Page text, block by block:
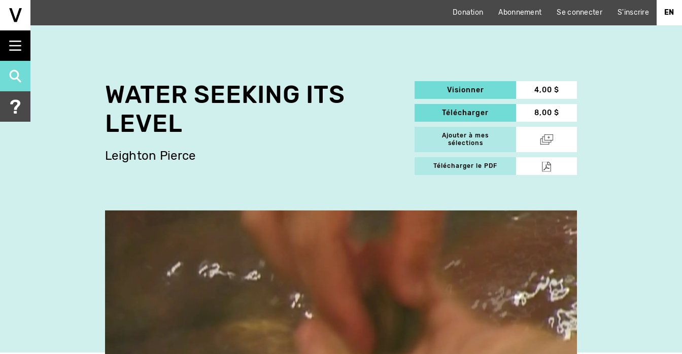
Aller
principal
Donation Abonnement Se connecter S'inscrire EN
WATER SEEKING ITS
LEVEL
Leighton Pierce
Visionner 4,00 $
Télécharger 8,00 $
Ajouter à mes
sélections
Télécharger le PDF